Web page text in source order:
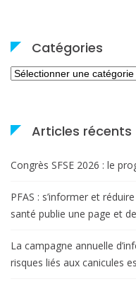
Catégories
Catégories
Articles récents
Congrès SFSE 2026 : le
PFAS : s’informer et
santé publie une page et
La campagne annuelle
risques liés aux canicules